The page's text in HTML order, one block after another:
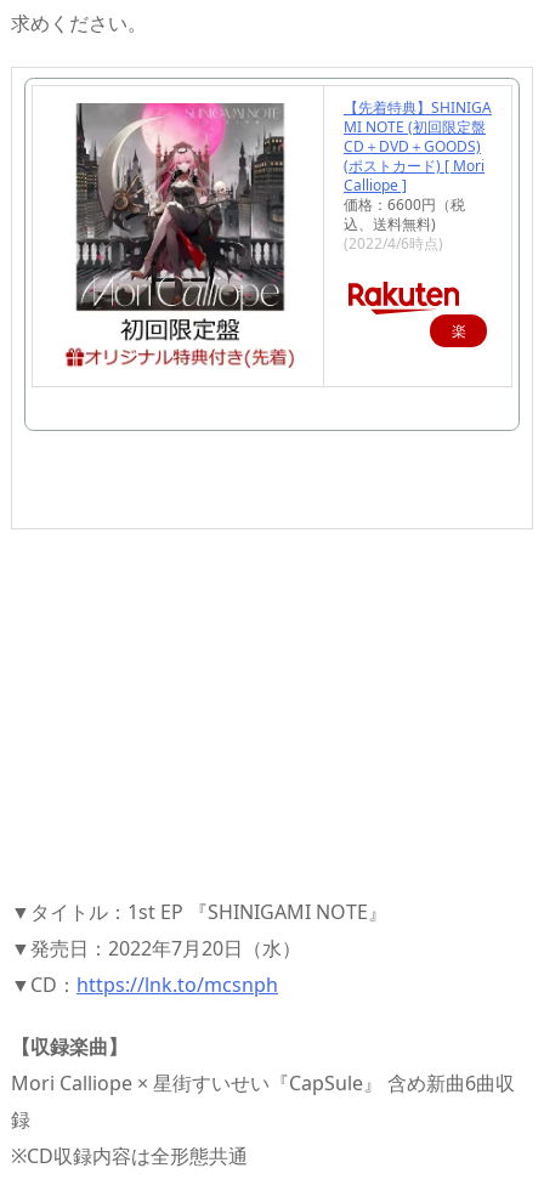
求めください。
【先着特典】SHINIGA
MI NOTE (初回限定盤
CD＋DVD＋GOODS)
(ポストカード) [ Mori
Calliope ]
価格：6600円（税
込、送料無料)
(2022/4/6時点)
楽
購
▼タイトル：1st EP 『SHINIGAMI NOTE』
▼発売日：2022年7月20日（水）
▼CD： https://lnk.to/mcsnph
【収録楽曲】
Mori Calliope × 星街すいせい『CapSule』 含め新曲6曲収
録
※CD収録内容は全形態共通